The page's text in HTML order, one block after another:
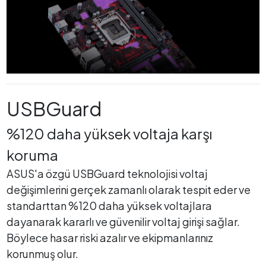
USBGuard
%120 daha yüksek voltaja karşı
koruma
ASUS'a özgü USBGuard teknolojisi voltaj
değişimlerini gerçek zamanlı olarak tespit eder ve
standarttan %120 daha yüksek voltajlara
dayanarak kararlı ve güvenilir voltaj girişi sağlar.
Böylece hasar riski azalır ve ekipmanlarınız
korunmuş olur.